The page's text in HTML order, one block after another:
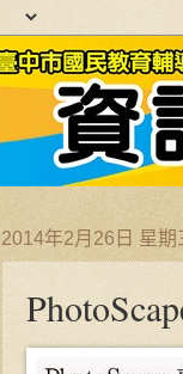
2014年2月26日 星期